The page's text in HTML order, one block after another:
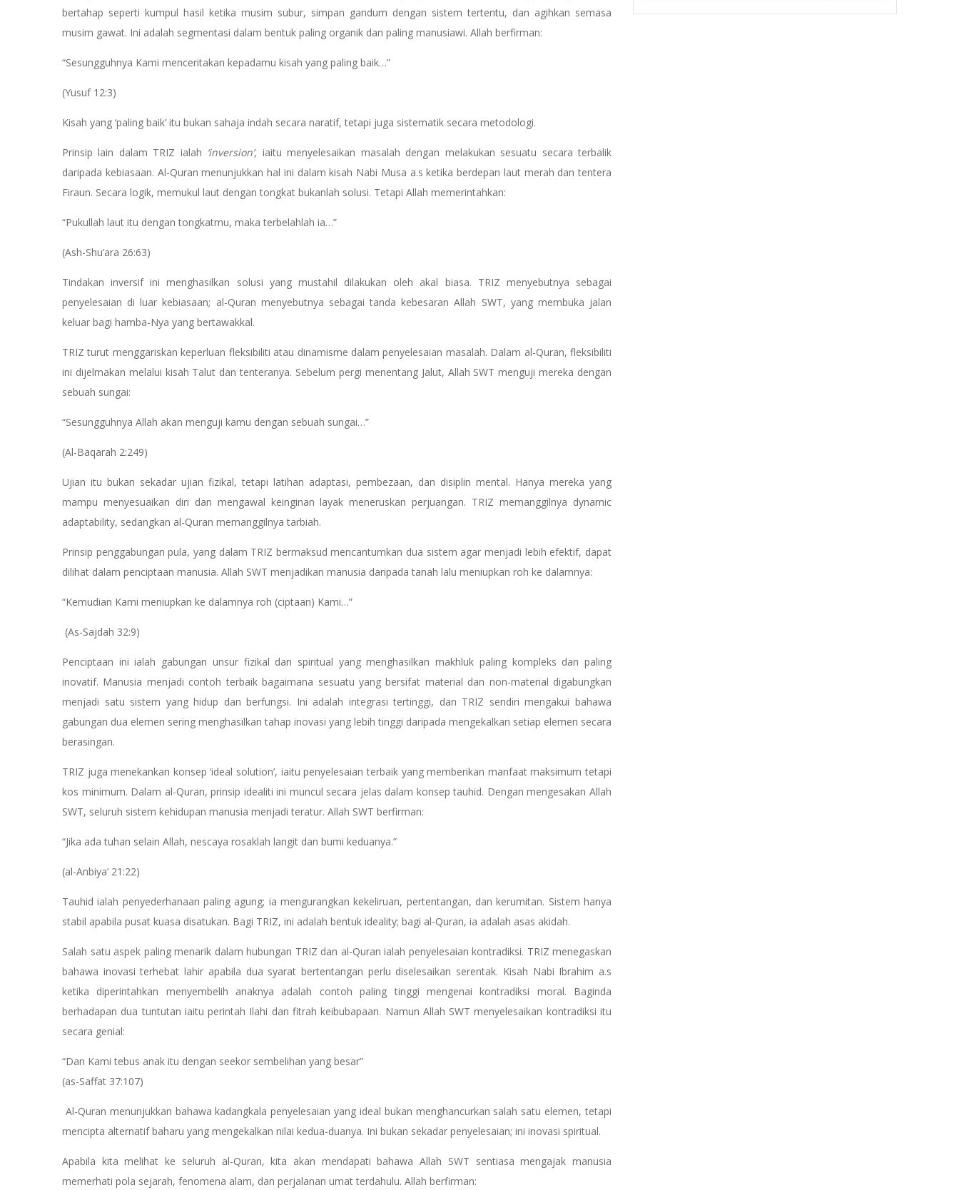
bertahap seperti kumpul hasil ketika musim subur, simpan gandum dengan sistem tertentu, dan agihkan semasa
musim gawat. Ini adalah segmentasi dalam bentuk paling organik dan paling manusiawi. Allah berfirman:
“Sesungguhnya Kami menceritakan kepadamu kisah yang paling baik…”
(Yusuf 12:3)
Kisah yang ‘paling baik’ itu bukan sahaja indah secara naratif, tetapi juga sistematik secara metodologi.
Prinsip lain dalam TRIZ ialah ‘inversion’, iaitu menyelesaikan masalah dengan melakukan sesuatu secara terbalik
daripada kebiasaan. Al-Quran menunjukkan hal ini dalam kisah Nabi Musa a.s ketika berdepan laut merah dan tentera
Firaun. Secara logik, memukul laut dengan tongkat bukanlah solusi. Tetapi Allah memerintahkan:
“Pukullah laut itu dengan tongkatmu, maka terbelahlah ia…”
(Ash-Shu‘ara 26:63)
Tindakan inversif ini menghasilkan solusi yang mustahil dilakukan oleh akal biasa. TRIZ menyebutnya sebagai
penyelesaian di luar kebiasaan; al-Quran menyebutnya sebagai tanda kebesaran Allah SWT, yang membuka jalan
keluar bagi hamba-Nya yang bertawakkal.
TRIZ turut menggariskan keperluan fleksibiliti atau dinamisme dalam penyelesaian masalah. Dalam al-Quran, fleksibiliti
ini dijelmakan melalui kisah Talut dan tenteranya. Sebelum pergi menentang Jalut, Allah SWT menguji mereka dengan
sebuah sungai:
“Sesungguhnya Allah akan menguji kamu dengan sebuah sungai…”
(Al-Baqarah 2:249)
Ujian itu bukan sekadar ujian fizikal, tetapi latihan adaptasi, pembezaan, dan disiplin mental. Hanya mereka yang
mampu menyesuaikan diri dan mengawal keinginan layak meneruskan perjuangan. TRIZ memanggilnya dynamic
adaptability, sedangkan al-Quran memanggilnya tarbiah.
Prinsip penggabungan pula, yang dalam TRIZ bermaksud mencantumkan dua sistem agar menjadi lebih efektif, dapat
dilihat dalam penciptaan manusia. Allah SWT menjadikan manusia daripada tanah lalu meniupkan roh ke dalamnya:
“Kemudian Kami meniupkan ke dalamnya roh (ciptaan) Kami…”
(As-Sajdah 32:9)
Penciptaan ini ialah gabungan unsur fizikal dan spiritual yang menghasilkan makhluk paling kompleks dan paling
inovatif. Manusia menjadi contoh terbaik bagaimana sesuatu yang bersifat material dan non-material digabungkan
menjadi satu sistem yang hidup dan berfungsi. Ini adalah integrasi tertinggi, dan TRIZ sendiri mengakui bahawa
gabungan dua elemen sering menghasilkan tahap inovasi yang lebih tinggi daripada mengekalkan setiap elemen secara
berasingan.
TRIZ juga menekankan konsep ‘ideal solution’, iaitu penyelesaian terbaik yang memberikan manfaat maksimum tetapi
kos minimum. Dalam al-Quran, prinsip idealiti ini muncul secara jelas dalam konsep tauhid. Dengan mengesakan Allah
SWT, seluruh sistem kehidupan manusia menjadi teratur. Allah SWT berfirman:
“Jika ada tuhan selain Allah, nescaya rosaklah langit dan bumi keduanya.”
(al-Anbiya’ 21:22)
Tauhid ialah penyederhanaan paling agung; ia mengurangkan kekeliruan, pertentangan, dan kerumitan. Sistem hanya
stabil apabila pusat kuasa disatukan. Bagi TRIZ, ini adalah bentuk ideality; bagi al-Quran, ia adalah asas akidah.
Salah satu aspek paling menarik dalam hubungan TRIZ dan al-Quran ialah penyelesaian kontradiksi. TRIZ menegaskan
bahawa inovasi terhebat lahir apabila dua syarat bertentangan perlu diselesaikan serentak. Kisah Nabi Ibrahim a.s
ketika diperintahkan menyembelih anaknya adalah contoh paling tinggi mengenai kontradiksi moral. Baginda
berhadapan dua tuntutan iaitu perintah Ilahi dan fitrah keibubapaan. Namun Allah SWT menyelesaikan kontradiksi itu
secara genial:
“Dan Kami tebus anak itu dengan seekor sembelihan yang besar”
(as-Saffat 37:107)
Al-Quran menunjukkan bahawa kadangkala penyelesaian yang ideal bukan menghancurkan salah satu elemen, tetapi
mencipta alternatif baharu yang mengekalkan nilai kedua-duanya. Ini bukan sekadar penyelesaian; ini inovasi spiritual.
Apabila kita melihat ke seluruh al-Quran, kita akan mendapati bahawa Allah SWT sentiasa mengajak manusia
memerhati pola sejarah, fenomena alam, dan perjalanan umat terdahulu. Allah berfirman: